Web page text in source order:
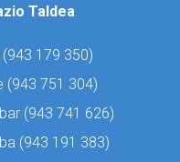
Taldea
943 179 350)
(943 751 304)
(943 741 626)
(943 191 383)